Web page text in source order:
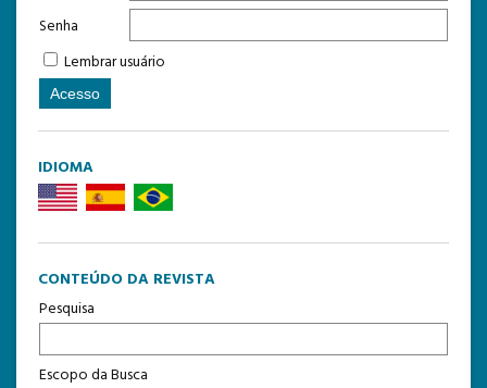
Senha
Lembrar usuário
IDIOMA
CONTEÚDO DA REVISTA
Pesquisa
Escopo da Busca